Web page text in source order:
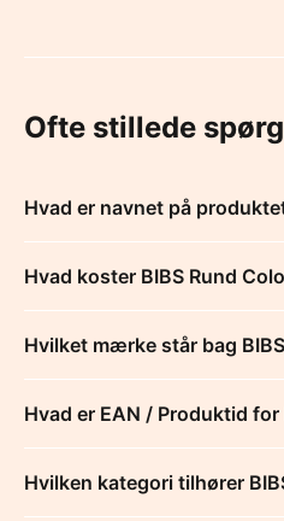
Ofte stillede
Hvad er navnet på
Hvad koster BIBS Rund
Hvilket mærke står bag
Hvad er EAN / Produktid
Hvilken kategori tilhører